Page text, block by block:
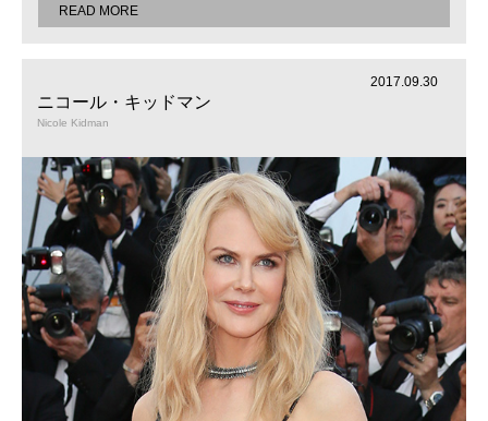
READ MORE
ニコール・キッドマン
Nicole Kidman
2017.09.30